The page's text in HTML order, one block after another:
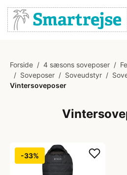
Forside / 4 sæsons soveposer /
/ Soveposer / Soveudstyr /
Vintersoveposer
-33%